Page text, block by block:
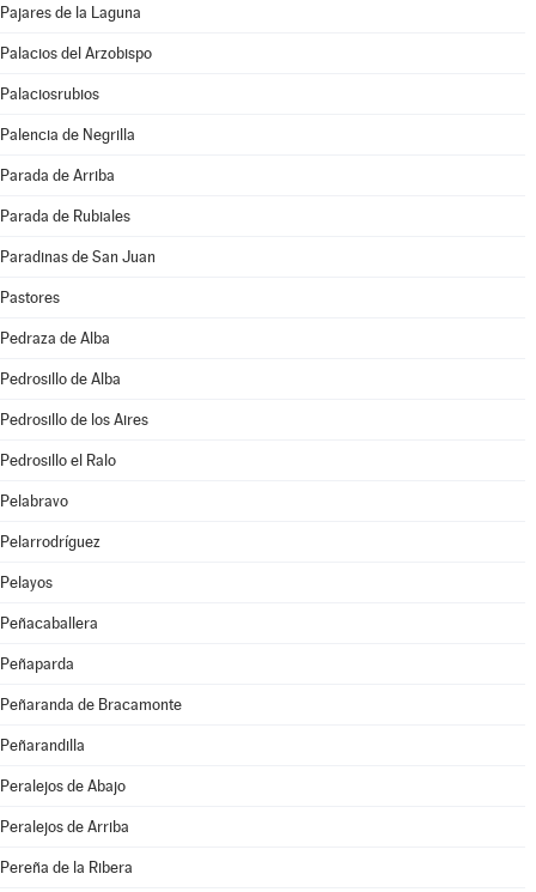
Pajares de la Laguna
Palacios del Arzobispo
Palaciosrubios
Palencia de Negrilla
Parada de Arriba
Parada de Rubiales
Paradinas de San Juan
Pastores
Pedraza de Alba
Pedrosillo de Alba
Pedrosillo de los Aires
Pedrosillo el Ralo
Pelabravo
Pelarrodríguez
Pelayos
Peñacaballera
Peñaparda
Peñaranda de Bracamonte
Peñarandilla
Peralejos de Abajo
Peralejos de Arriba
Pereña de la Ribera